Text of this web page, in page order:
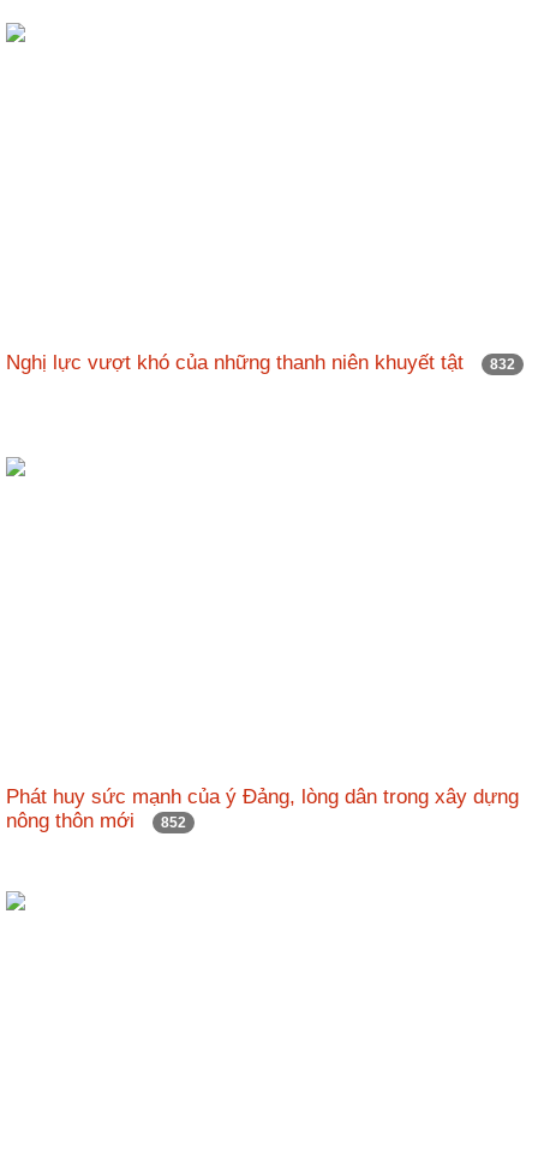
Nghị lực vượt khó của những thanh niên khuyết tật 832
Phát huy sức mạnh của ý Đảng, lòng dân trong xây dựng
nông thôn mới
852